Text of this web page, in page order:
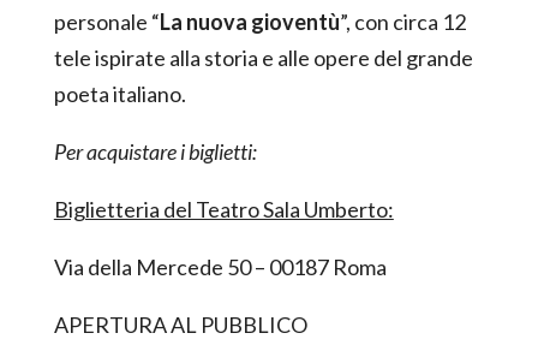
personale “La nuova gioventù”, con circa 12
tele ispirate alla storia e alle opere del grande
poeta italiano.
Per acquistare i biglietti:
Biglietteria del Teatro Sala Umberto:
Via della Mercede 50 – 00187 Roma
APERTURA AL PUBBLICO